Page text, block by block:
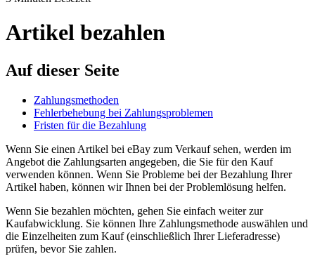
Artikel bezahlen
Auf dieser Seite
Zahlungsmethoden
Fehlerbehebung bei Zahlungsproblemen
Fristen für die Bezahlung
Wenn Sie einen Artikel bei eBay zum Verkauf sehen, werden im
Angebot die Zahlungsarten angegeben, die Sie für den Kauf
verwenden können. Wenn Sie Probleme bei der Bezahlung Ihrer
Artikel haben, können wir Ihnen bei der Problemlösung helfen.
Wenn Sie bezahlen möchten, gehen Sie einfach weiter zur
Kaufabwicklung. Sie können Ihre Zahlungsmethode auswählen und
die Einzelheiten zum Kauf (einschließlich Ihrer Lieferadresse)
prüfen, bevor Sie zahlen.